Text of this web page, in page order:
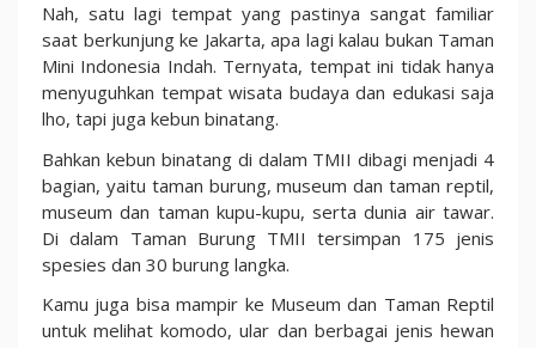
Nah, satu lagi tempat yang pastinya sangat familiar
saat berkunjung ke Jakarta, apa lagi kalau bukan Taman
Mini Indonesia Indah. Ternyata, tempat ini tidak hanya
menyuguhkan tempat wisata budaya dan edukasi saja
lho, tapi juga kebun binatang.
Bahkan kebun binatang di dalam TMII dibagi menjadi 4
bagian, yaitu taman burung, museum dan taman reptil,
museum dan taman kupu-kupu, serta dunia air tawar.
Di dalam Taman Burung TMII tersimpan 175 jenis
spesies dan 30 burung langka.
Kamu juga bisa mampir ke Museum dan Taman Reptil
untuk melihat komodo, ular dan berbagai jenis hewan